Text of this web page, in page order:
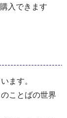
入できます
ます。
ことばの世界